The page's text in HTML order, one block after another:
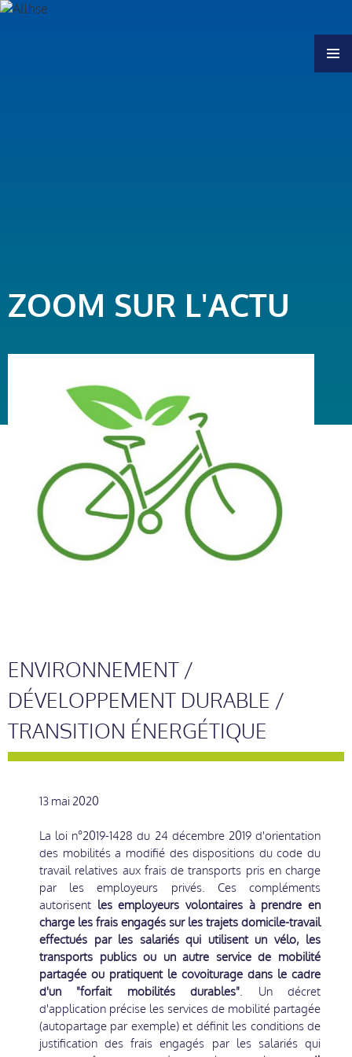
ZOOM SUR L'ACTU
ENVIRONNEMENT /
DÉVELOPPEMENT DURABLE /
TRANSITION ÉNERGÉTIQUE
13 mai 2020
La loi n°2019-1428 du 24 décembre 2019 d'orientation
des mobilités a modifié des dispositions du code du
travail relatives aux frais de transports pris en charge
par les employeurs privés. Ces compléments
autorisent les employeurs volontaires à prendre en
charge les frais engagés sur les trajets domicile-travail
effectués par les salariés qui utilisent un vélo, les
transports publics ou un autre service de mobilité
partagée ou pratiquent le covoiturage dans le cadre
d'un "forfait mobilités durables". Un décret
d'application précise les services de mobilité partagée
(autopartage par exemple) et définit les conditions de
justification des frais engagés par les salariés qui